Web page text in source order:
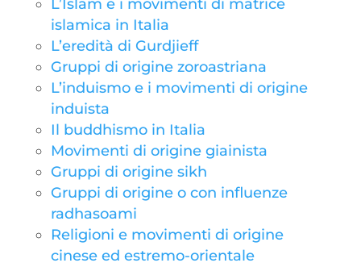
L’Islam e i movimenti di matrice
islamica in Italia
L’eredità di Gurdjieff
Gruppi di origine zoroastriana
L’induismo e i movimenti di origine
induista
Il buddhismo in Italia
Movimenti di origine giainista
Gruppi di origine sikh
Gruppi di origine o con influenze
radhasoami
Religioni e movimenti di origine
cinese ed estremo-orientale